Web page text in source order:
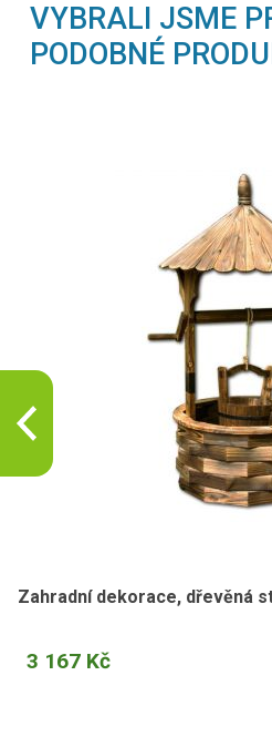
VYBRALI JSME
PODOBNÉ
Zahradní dekorace, dřevěná
3 167 Kč